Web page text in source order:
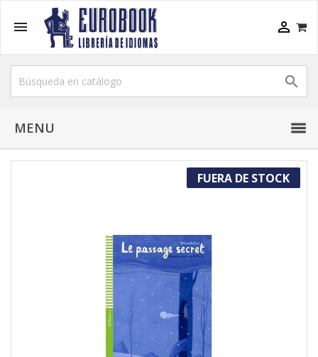
 

MENU
FUERA DE STOCK